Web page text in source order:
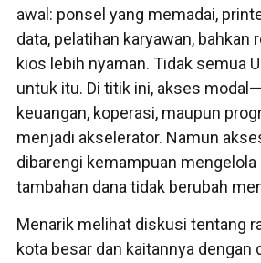
awal: ponsel yang memadai,
data, pelatihan karyawan, bahkan
kios lebih nyaman. Tidak semua
untuk itu. Di titik ini, akses
keuangan, koperasi, maupun
menjadi akselerator. Namun
dibarengi kemampuan mengelola
tambahan dana tidak berubah
Menarik melihat diskusi tentang
kota besar dan kaitannya dengan